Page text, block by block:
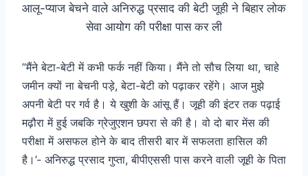
आलू-प्याज बेचने वाले अनिरुद्ध प्रसाद की बेटी जूही ने बिहार लोक
सेवा आयोग की परीक्षा पास कर ली
”मैंने बेटा-बेटी में कभी फर्क नहीं किया। मैंने तो सौच लिया था, चाहे
जमीन क्यों ना बेचनी पड़े, बेटा-बेटी को पढ़ाकर रहेंगे। आज मुझे
अपनी बेटी पर गर्व है। ये खुशी के आंसू हैं। जूही की इंटर तक पढ़ाई
मढ़ौरा में हुई जबकि ग्रेजुएशन छपरा से की है। वो दो बार मेंस की
परीक्षा में असफल होने के बाद तीसरी बार में सफलता हासिल की
है।’- अनिरुद्ध प्रसाद गुप्ता, बीपीएससी पास करने वाली जूही के पिता